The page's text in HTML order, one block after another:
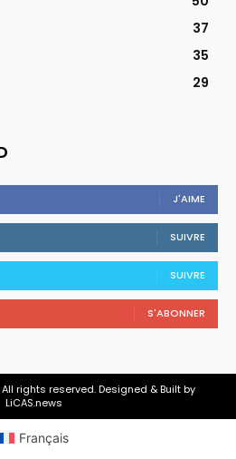
37
35
29
J'AIME
SUIVRE
SUIVRE
S'ABONNER
rights reserved. Designed & Built by
LiCAS.news
Français